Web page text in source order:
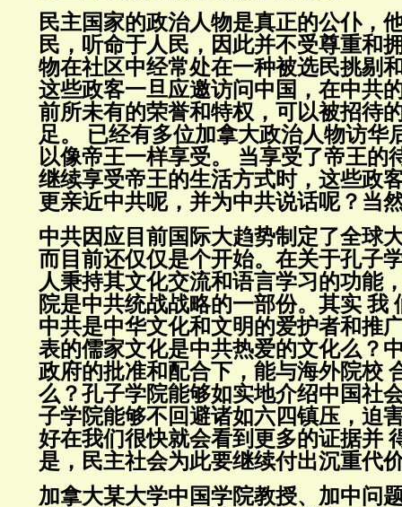
民主国家的政治人物是真正的公仆，
民，听命于人民，因此并不受尊重和
物在社区中经常处在一种被选民挑剔
这些政客一旦应邀访问中国，在中共
前所未有的荣誉和特权，可以被招待
足。 已经有多位加拿大政治人物访华
以像帝王一样享受。 当享受了帝王的
继续享受帝王的生活方式时，这些政
更亲近中共呢，并为中共说话呢？当
中共因应目前国际大趋势制定了全球
而目前还仅仅是个开始。在关于孔子
人秉持其文化交流和语言学习的功能
院是中共统战战略的一部份。其实 我
中共是中华文化和文明的爱护者和推
表的儒家文化是中共热爱的文化么？
政府的批准和配合下，能与海外院校
么？孔子学院能够如实地介绍中国社
子学院能够不回避诸如六四镇压，迫
好在我们很快就会看到更多的证据并
是，民主社会为此要继续付出沉重代
加拿大某大学中国学院教授、加中问